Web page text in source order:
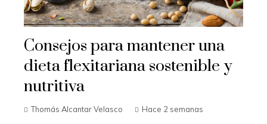
Consejos para mantener una
dieta flexitariana sostenible y
nutritiva
Thomás Alcantar Velasco Hace 2 semanas